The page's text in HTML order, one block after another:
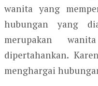
wanita yang
hubungan yang
merupakan
dipertahankan.
menghargai